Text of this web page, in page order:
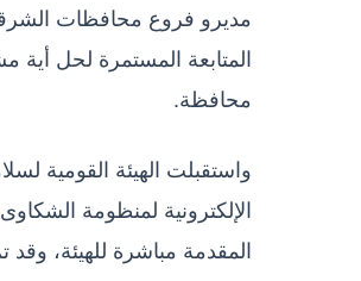
مديرو فروع محافظات
المتابعة المستمرة لحل أية
محافظة.
الإلكترونية لمنظومة
المقدمة مباشرة للهيئة، وقد تم الانتهاء من معالجة